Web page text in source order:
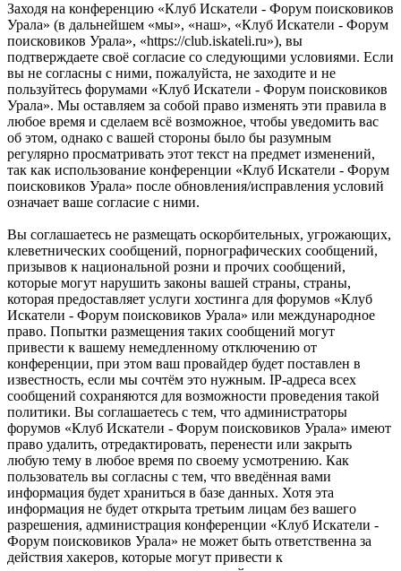
Заходя на конференцию «Клуб Искатели - Форум поисковиков
Урала» (в дальнейшем «мы», «наш», «Клуб Искатели - Форум
поисковиков Урала», «https://club.iskateli.ru»), вы
подтверждаете своё согласие со следующими условиями. Если
вы не согласны с ними, пожалуйста, не заходите и не
пользуйтесь форумами «Клуб Искатели - Форум поисковиков
Урала». Мы оставляем за собой право изменять эти правила в
любое время и сделаем всё возможное, чтобы уведомить вас
об этом, однако с вашей стороны было бы разумным
регулярно просматривать этот текст на предмет изменений,
так как использование конференции «Клуб Искатели - Форум
поисковиков Урала» после обновления/исправления условий
означает ваше согласие с ними.
Вы соглашаетесь не размещать оскорбительных, угрожающих,
клеветнических сообщений, порнографических сообщений,
призывов к национальной розни и прочих сообщений,
которые могут нарушить законы вашей страны, страны,
которая предоставляет услуги хостинга для форумов «Клуб
Искатели - Форум поисковиков Урала» или международное
право. Попытки размещения таких сообщений могут
привести к вашему немедленному отключению от
конференции, при этом ваш провайдер будет поставлен в
известность, если мы сочтём это нужным. IP-адреса всех
сообщений сохраняются для возможности проведения такой
политики. Вы соглашаетесь с тем, что администраторы
форумов «Клуб Искатели - Форум поисковиков Урала» имеют
право удалить, отредактировать, перенести или закрыть
любую тему в любое время по своему усмотрению. Как
пользователь вы согласны с тем, что введённая вами
информация будет храниться в базе данных. Хотя эта
информация не будет открыта третьим лицам без вашего
разрешения, администрация конференции «Клуб Искатели -
Форум поисковиков Урала» не может быть ответственна за
действия хакеров, которые могут привести к